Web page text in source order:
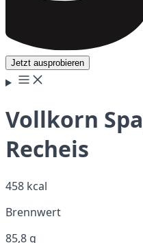
Jetzt ausprobieren
Vollkorn
Recheis
458 kcal
Brennwert
85,8 g